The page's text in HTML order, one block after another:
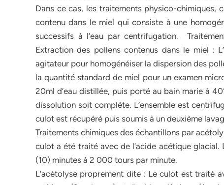
Dans ce cas, les traitements physico-chimiques,
contenu dans le miel qui consiste à une
successifs à l’eau par centrifugation.
Extraction des pollens contenus dans le miel :
agitateur pour homogénéiser la dispersion des
la quantité standard de miel pour un examen
20ml d’eau distillée, puis porté au bain marie à
dissolution soit complète. L’ensemble est
culot est récupéré puis soumis à un deuxième
Traitements chimiques des échantillons par
culot a été traité avec de l’acide acétique
(10) minutes à 2 000 tours par minute.
L’acétolyse proprement dite : Le culot est traité